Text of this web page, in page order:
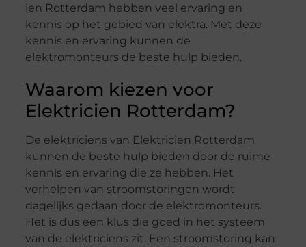
ien Rotterdam hebben veel ervaring en
kennis op het gebied van elektra. Met deze
kennis en ervaring kunnen de
elektromonteurs de beste hulp bieden.
Waarom kiezen voor
Elektricien Rotterdam?
De elektriciens van Elektricien Rotterdam
kunnen de beste hulp bieden door de ruime
kennis en ervaring die ze hebben. Het
verhelpen van stroomstoringen wordt
dagelijks gedaan door de elektromonteurs.
Het is dus een klus die goed in het systeem
van de elektriciens zit. Een stroomstoring kan